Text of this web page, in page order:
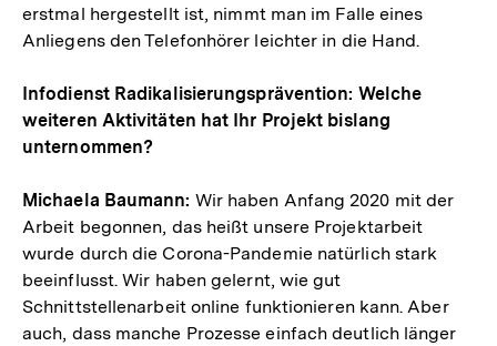
erstmal hergestellt ist, nimmt man im Falle eines
Anliegens den Telefonhörer leichter in die Hand.
Infodienst Radikalisierungsprävention: Welche
weiteren Aktivitäten hat Ihr Projekt bislang
unternommen?
Michaela Baumann: Wir haben Anfang 2020 mit der
Arbeit begonnen, das heißt unsere Projektarbeit
wurde durch die Corona-Pandemie natürlich stark
beeinflusst. Wir haben gelernt, wie gut
Schnittstellenarbeit online funktionieren kann. Aber
auch, dass manche Prozesse einfach deutlich länger